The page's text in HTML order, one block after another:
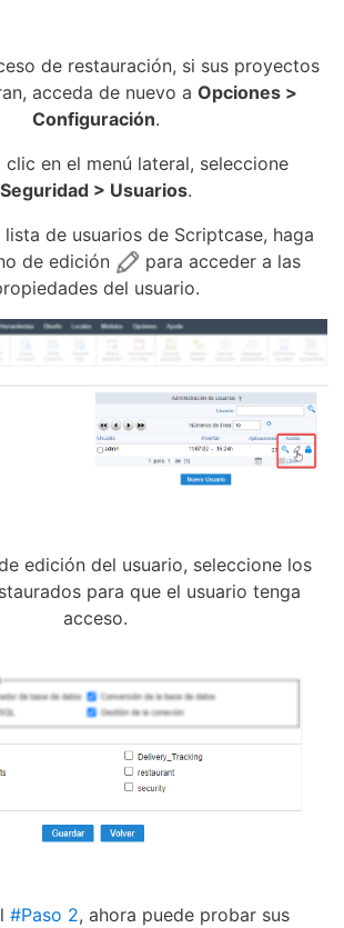
de restauración, si sus proyectos
acceda de nuevo a Opciones >
Configuración.
clic en el menú lateral, seleccione
Seguridad > Usuarios.
de usuarios de Scriptcase, haga
de edición
para acceder a las
del usuario.
edición del usuario, seleccione los
para que el usuario tenga
acceso.
#Paso 2, ahora puede probar sus